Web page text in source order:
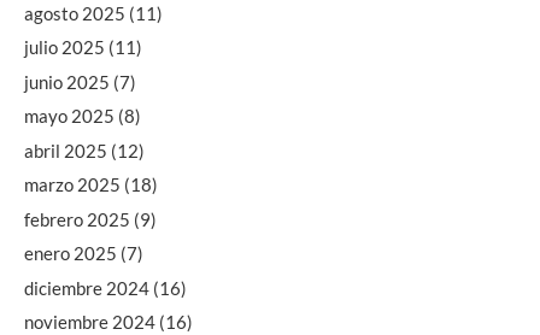
agosto 2025 (11)
julio 2025 (11)
junio 2025 (7)
mayo 2025 (8)
abril 2025 (12)
marzo 2025 (18)
febrero 2025 (9)
enero 2025 (7)
diciembre 2024 (16)
noviembre 2024 (16)